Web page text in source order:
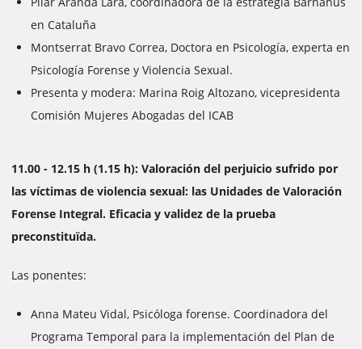
en Cataluña
Montserrat Bravo Correa, Doctora en Psicología, experta en
Psicología Forense y Violencia Sexual.
Presenta y modera: Marina Roig Altozano, vicepresidenta
Comisión Mujeres Abogadas del ICAB
11.00 - 12.15 h (1.15 h): Valoración del perjuicio sufrido por
las víctimas de violencia sexual: las Unidades de Valoración
Forense Integral. Eficacia y validez de la prueba
preconstituïda.
Las ponentes:
Anna Mateu Vidal, Psicóloga forense. Coordinadora del
Programa Temporal para la implementación del Plan de